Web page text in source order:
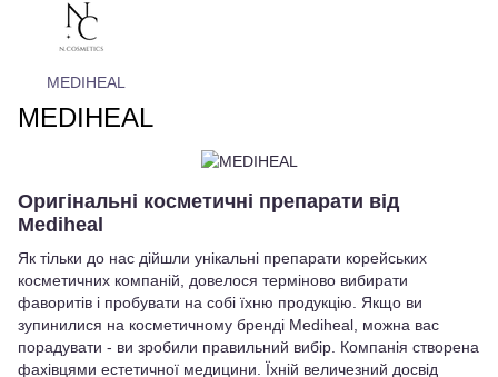
MEDIHEAL
MEDIHEAL
Оригінальні косметичні препарати від
Mediheal
Як тільки до нас дійшли унікальні препарати корейських
косметичних компаній, довелося терміново вибирати
фаворитів і пробувати на собі їхню продукцію. Якщо ви
зупинилися на косметичному бренді Mediheal, можна вас
порадувати - ви зробили правильний вибір. Компанія створена
фахівцями естетичної медицини. Їхній величезний досвід